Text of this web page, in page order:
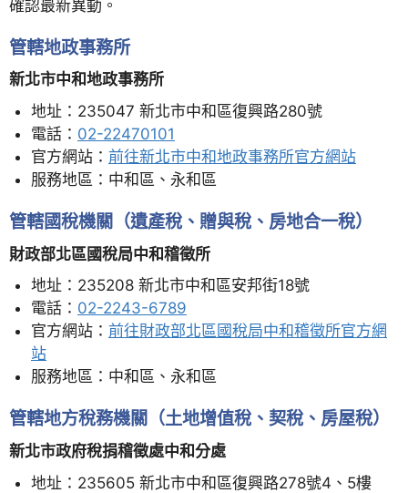
確認最新異動。
管轄地政事務所
新北市中和地政事務所
地址：235047 新北市中和區復興路280號
電話： 02-22470101
官方網站： 前往新北市中和地政事務所官方網站
服務地區：中和區、永和區
管轄國稅機關（遺產稅、贈與稅、房地合一稅）
財政部北區國稅局中和稽徵所
地址：235208 新北市中和區安邦街18號
電話： 02-2243-6789
官方網站： 前往財政部北區國稅局中和稽徵所官方網
站
服務地區：中和區、永和區
管轄地方稅務機關（土地增值稅、契稅、房屋稅）
新北市政府稅捐稽徵處中和分處
地址：235605 新北市中和區復興路278號4、5樓